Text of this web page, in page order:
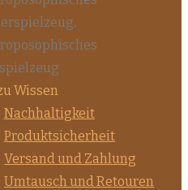
Wissen
Nachhaltigkeit
Produktsicherheit
Versand und Zahlung
Umtausch und Retouren